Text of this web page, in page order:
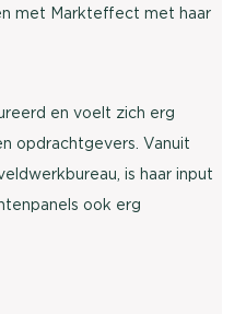
met Markteffect met haar
en voelt zich erg
opdrachtgevers. Vanuit
is haar input
ook erg